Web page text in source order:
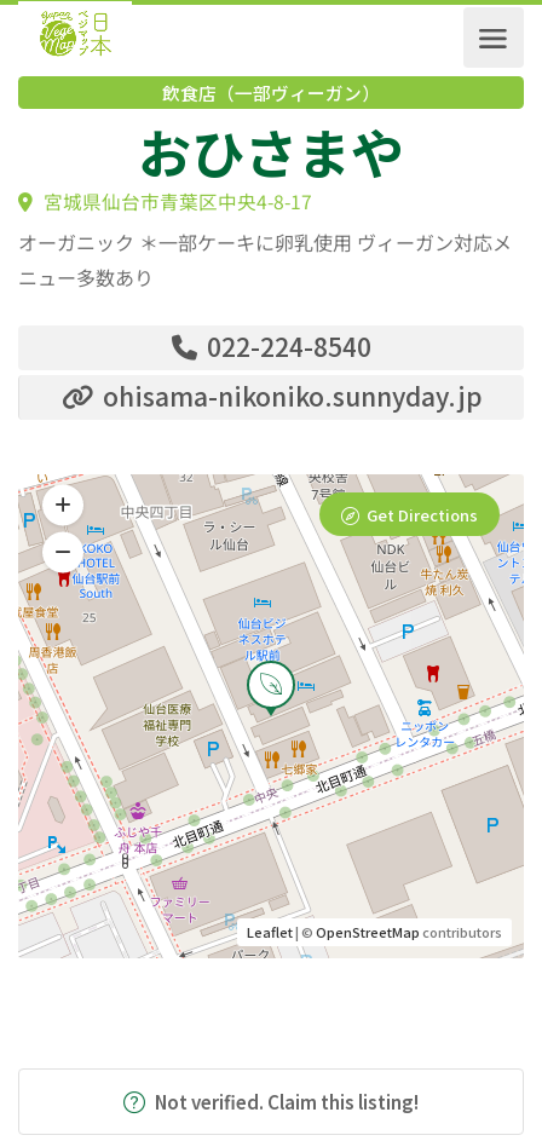
飲食店（一部ヴィーガン）
おひさまや
宮城県仙台市青葉区中央4-8-17
オーガニック ＊一部ケーキに卵乳使用 ヴィーガン対応メ
ニュー多数あり
022-224-8540
ohisama-nikoniko.sunnyday.jp
Leaflet| ©OpenStreetMapcontributors
Get Directions
Not verified. Claim this listing!